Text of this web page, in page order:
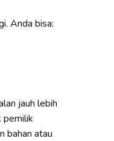
Anda bisa:
jauh lebih
pemilik
bahan atau